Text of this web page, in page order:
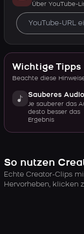
Über YouTube-
Wichtige Tipps
Beachte diese
Sauberes Audio
Je sauberer das
desto besser das
Ergebnis
So nutzen
Echte Creator-Clips
Hervorheben, klicken